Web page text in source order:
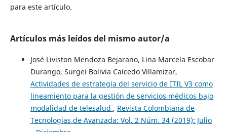
para este artículo.
Artículos más leídos del mismo autor/a
José Liviston Mendoza Bejarano, Lina Marcela Escobar
Durango, Surgei Bolivia Caicedo Villamizar,
Actividades de estrategia del servicio de ITIL V3 como
lineamiento para la gestión de servicios médicos bajo
modalidad de telesalud , Revista Colombiana de
Tecnologias de Avanzada: Vol. 2 Núm. 34 (2019): Julio